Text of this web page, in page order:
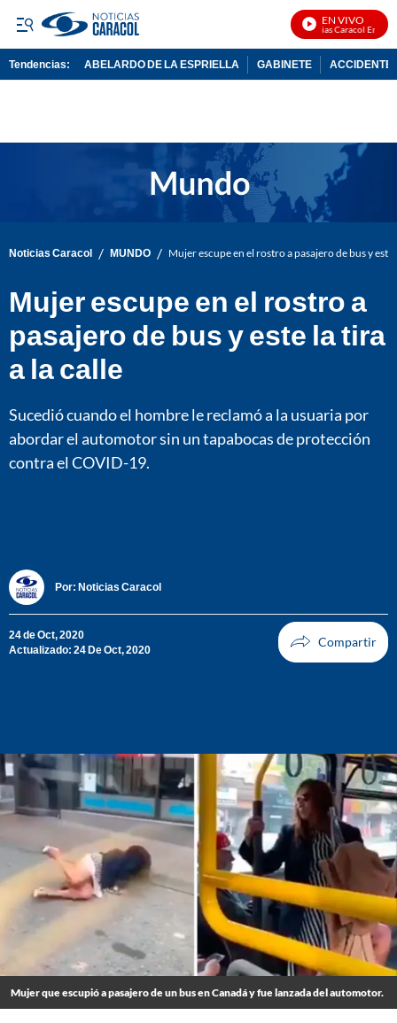
EN VIVO
Noticias Caracol En Vivo
Tendencias: ABELARDO DE LA ESPRIELLA GABINETE ACCIDENTE
Noticias Caracol / MUNDO / Mujer escupe en el rostro a pasajero de bus y este
Mujer escupe en el rostro a
pasajero de bus y este la tira
a la calle
Sucedió cuando el hombre le reclamó a la usuaria por
abordar el automotor sin un tapabocas de protección
contra el COVID-19.
Por: Noticias Caracol
24 de Oct, 2020
Actualizado: 24 De Oct, 2020
Mujer que escupió a pasajero de un bus en Canadá y fue lanzada del automotor.